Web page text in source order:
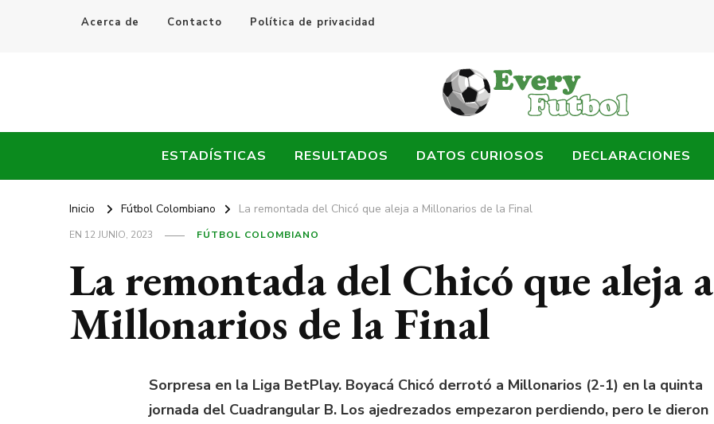
Acerca de Contacto Política de privacidad
Every Fútbol
ESTADÍSTICAS RESULTADOS DATOS CURIOSOS DECLARACIONES
Inicio Fútbol Colombiano La remontada del Chicó que aleja a Millonarios de la Final
EN 12 JUNIO, 2023 FÚTBOL COLOMBIANO
La remontada del Chicó que aleja a
Millonarios de la Final
Sorpresa en la Liga BetPlay. Boyacá Chicó derrotó a Millonarios (2-1) en la quinta
jornada del Cuadrangular B. Los ajedrezados empezaron perdiendo, pero le dieron